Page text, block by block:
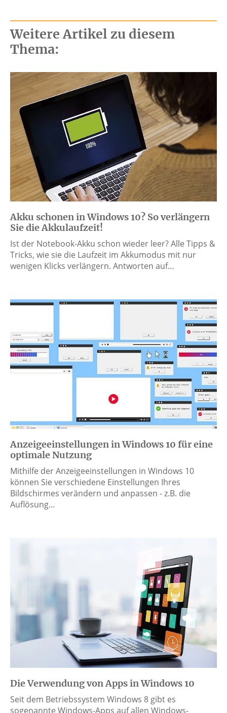
Weitere Artikel zu diesem
Thema:
Akku schonen in Windows 10? So verlängern
Sie die Akkulaufzeit!
Ist der Notebook-Akku schon wieder leer? Alle Tipps &
Tricks, wie sie die Laufzeit im Akkumodus mit nur
wenigen Klicks verlängern. Antworten auf…
Anzeigeeinstellungen in Windows 10 für eine
optimale Nutzung
Mithilfe der Anzeigeeinstellungen in Windows 10
können Sie verschiedene Einstellungen Ihres
Bildschirmes verändern und anpassen - z.B. die
Auflösung…
Die Verwendung von Apps in Windows 10
Seit dem Betriebssystem Windows 8 gibt es
sogenannte Windows-Apps auf allen Windows-